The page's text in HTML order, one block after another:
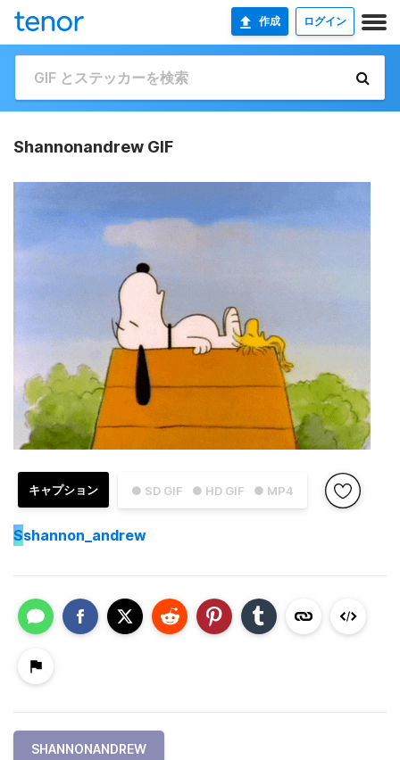
作成 ログイン
Shannonandrew GIF
● SD GIF ● HD GIF ● MP4
キャプション
Sshannon_andrew
SHANNONANDREW